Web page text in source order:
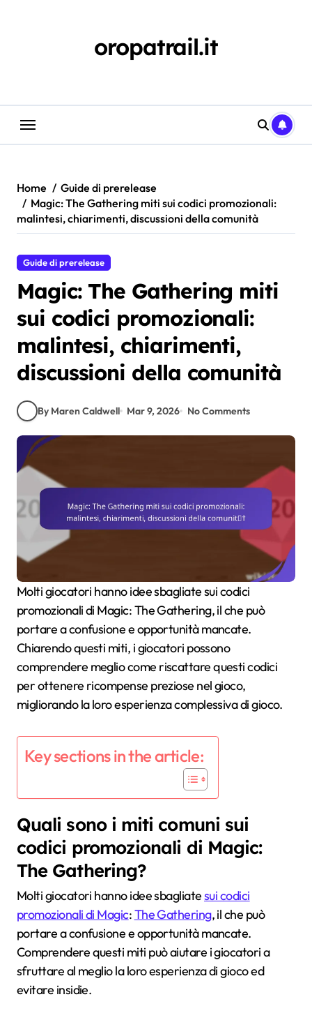
oropatrail.it
Home
Guide di prerelease
Magic: The Gathering miti sui codici promozionali:
malintesi, chiarimenti, discussioni della comunità
Guide di prerelease
Magic: The Gathering miti
sui codici promozionali:
malintesi, chiarimenti,
discussioni della comunità
By Maren Caldwell Mar 9, 2026 No Comments
Molti giocatori hanno idee sbagliate sui codici
promozionali di Magic: The Gathering, il che può
portare a confusione e opportunità mancate.
Chiarendo questi miti, i giocatori possono
comprendere meglio come riscattare questi codici
per ottenere ricompense preziose nel gioco,
migliorando la loro esperienza complessiva di gioco.
Key sections in the article:
Quali sono i miti comuni sui
codici promozionali di Magic:
The Gathering?
Molti giocatori hanno idee sbagliatesui codici
promozionali di Magic:The Gathering, il che può
portare a confusione e opportunità mancate.
Comprendere questi miti può aiutare i giocatori a
sfruttare al meglio la loro esperienza di gioco ed
evitare insidie.